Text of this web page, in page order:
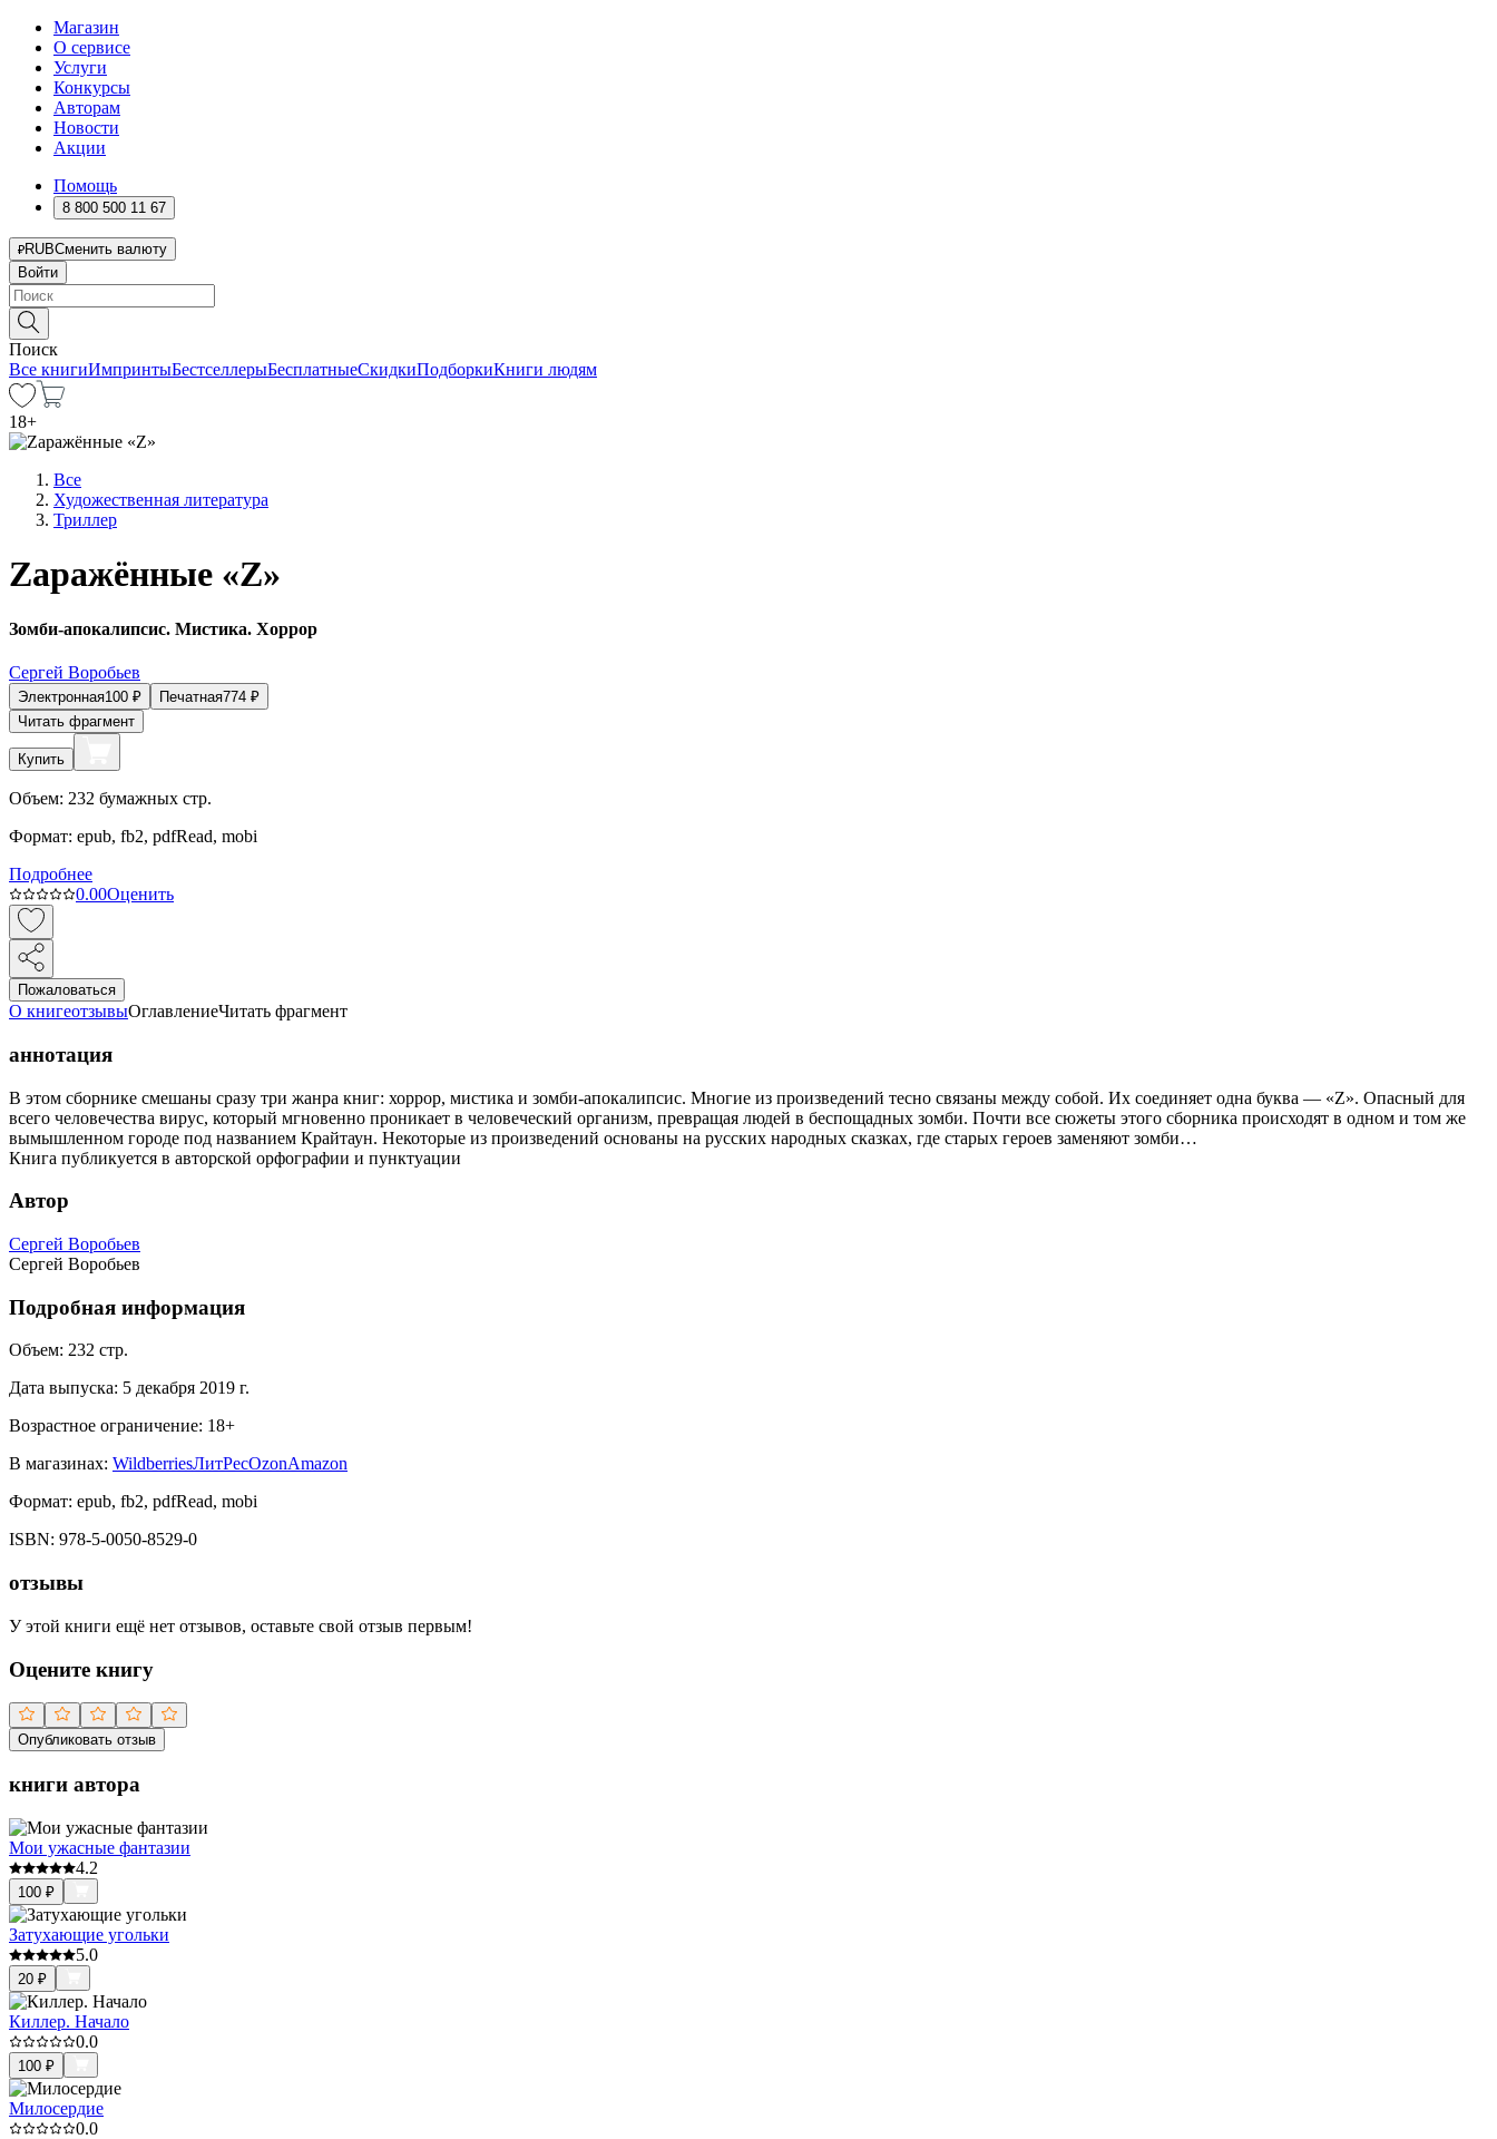
Магазин
О сервисе
Услуги
Конкурсы
Авторам
Новости
Акции
Помощь
8 800 500 11 67
RUBСменить валюту
Войти
Поиск
Все книгиИмпринтыБестселлерыБесплатныеСкидкиПодборкиКниги людям
18+
Все
Художественная литература
Триллер
Zаражённые «Z»
Зомби-апокалипсис. Мистика. Хоррор
Сергей Воробьев
Электронная100 ₽ Печатная774 ₽
Читать фрагмент
Купить
Объем: 232 бумажных стр.
Формат: epub, fb2, pdfRead, mobi
Подробнее
0.00Оценить
Пожаловаться
О книгеотзывыОглавлениеЧитать фрагмент
аннотация
В этом сборнике смешаны сразу три жанра книг: хоррор, мистика и зомби-апокалипсис. Многие из произведений тесно связаны между собой. Их соединяет одна буква — «Z». Опасный для
всего человечества вирус, который мгновенно проникает в человеческий организм, превращая людей в беспощадных зомби. Почти все сюжеты этого сборника происходят в одном и том же
вымышленном городе под названием Крайтаун. Некоторые из произведений основаны на русских народных сказках, где старых героев заменяют зомби…
Книга публикуется в авторской орфографии и пунктуации
Автор
Сергей Воробьев
Сергей Воробьев
Подробная информация
Объем: 232 стр.
Дата выпуска: 5 декабря 2019 г.
Возрастное ограничение: 18+
В магазинах: WildberriesЛитРесOzonAmazon
Формат: epub, fb2, pdfRead, mobi
ISBN: 978-5-0050-8529-0
отзывы
У этой книги ещё нет отзывов, оставьте свой отзыв первым!
Оцените книгу
Опубликовать отзыв
книги автора
Мои ужасные фантазии
4.2
100 ₽
Затухающие угольки
5.0
20 ₽
Киллер. Начало
0.0
100 ₽
Милосердие
0.0